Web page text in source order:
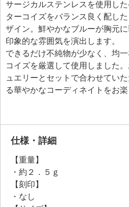
サージカルステンレスを使用し
ターコイズをバランス良く配し
ザイン。鮮やかなブルーが胸元
印象的な雰囲気を演出します。
できるだけ不純物が少なく、均
コイズを厳選して使用しました
ュエリーとセットで合わせてい
る華やかなコーディネイトをお楽
仕様・詳細
【重量】
・約２．５ｇ
【刻印】
・なし